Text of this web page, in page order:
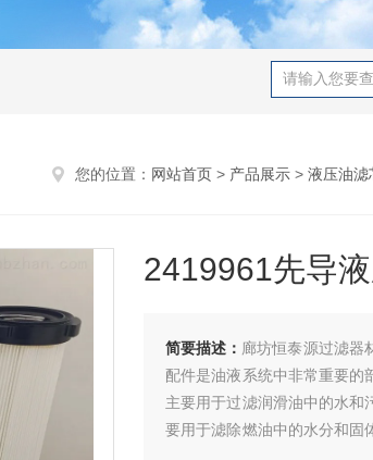
您的位置： 网站首页 > 产品展示 > 液压油滤
2419961先导
简要描述： 廊坊恒泰源过滤器
配件是油液系统中非常重要的
主要用于过滤润滑油中的水和
要用于滤除燃油中的水分和固